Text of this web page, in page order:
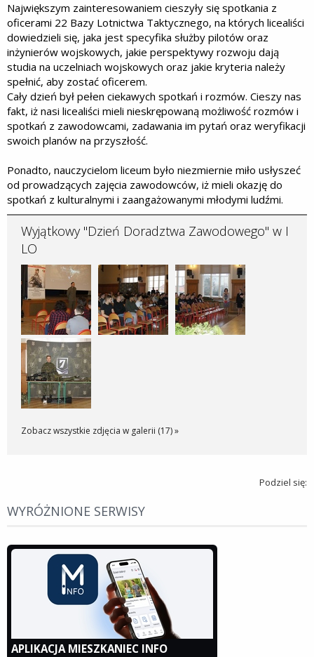
Największym zainteresowaniem cieszyły się spotkania z
oficerami 22 Bazy Lotnictwa Taktycznego, na których licealiści
dowiedzieli się, jaka jest specyfika służby pilotów oraz
inżynierów wojskowych, jakie perspektywy rozwoju dają
studia na uczelniach wojskowych oraz jakie kryteria należy
spełnić, aby zostać oficerem.
Cały dzień był pełen ciekawych spotkań i rozmów. Cieszy nas
fakt, iż nasi licealiści mieli nieskrępowaną możliwość rozmów i
spotkań z zawodowcami, zadawania im pytań oraz weryfikacji
swoich planów na przyszłość.
Ponadto, nauczycielom liceum było niezmiernie miło usłyszeć
od prowadzących zajęcia zawodowców, iż mieli okazję do
spotkań z kulturalnymi i zaangażowanymi młodymi ludźmi.
Wyjątkowy "Dzień Doradztwa Zawodowego" w I
LO
Zobacz wszystkie zdjęcia w galerii (17) »
Podziel się:
WYRÓŻNIONE SERWISY
APLIKACJA MIESZKANIEC INFO